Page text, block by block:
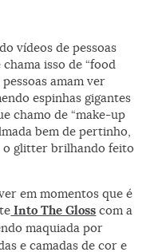
vídeos de pessoas
isso de “food
amam ver
espinhas gigantes
chamo de “make-up
bem de pertinho,
o glitter brilhando feito
em momentos que é
Into The Gloss com a
maquiada por
e camadas de cor e